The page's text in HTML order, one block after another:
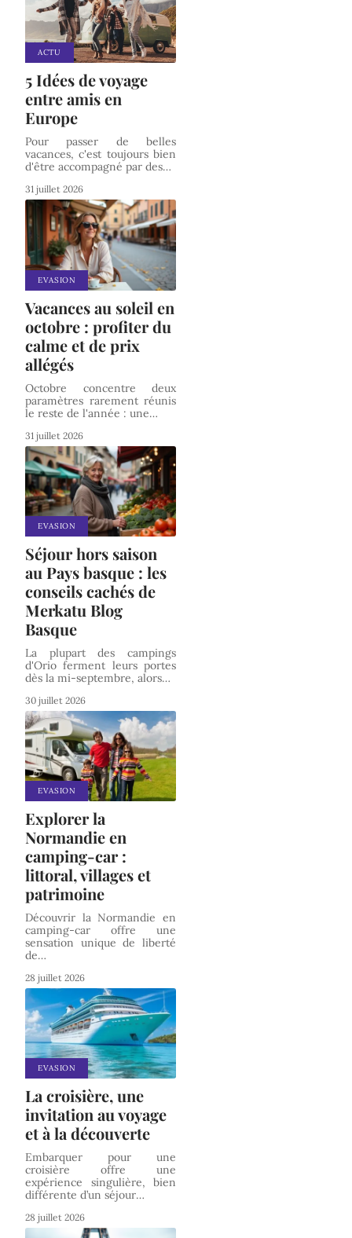
ACTU
5 Idées de voyage
entre amis en
Europe
Pour passer de belles
vacances, c'est toujours bien
d'être accompagné par des…
31 juillet 2026
EVASION
Vacances au soleil en
octobre : profiter du
calme et de prix
allégés
Octobre concentre deux
paramètres rarement réunis
le reste de l'année : une…
31 juillet 2026
EVASION
Séjour hors saison
au Pays basque : les
conseils cachés de
Merkatu Blog
Basque
La plupart des campings
d'Orio ferment leurs portes
dès la mi-septembre, alors…
30 juillet 2026
EVASION
Explorer la
Normandie en
camping-car :
littoral, villages et
patrimoine
Découvrir la Normandie en
camping-car offre une
sensation unique de liberté
de…
28 juillet 2026
EVASION
La croisière, une
invitation au voyage
et à la découverte
Embarquer pour une
croisière offre une
expérience singulière, bien
différente d’un séjour…
28 juillet 2026